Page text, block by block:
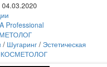
04.03.2020
Professional
/ Шугаринг / Эстетическая